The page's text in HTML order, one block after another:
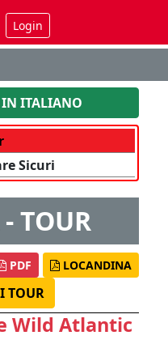
Login
IN ITALIANO
Sicuri
TOUR
LOCANDINA
PDF
TOUR
Wild Atlantic